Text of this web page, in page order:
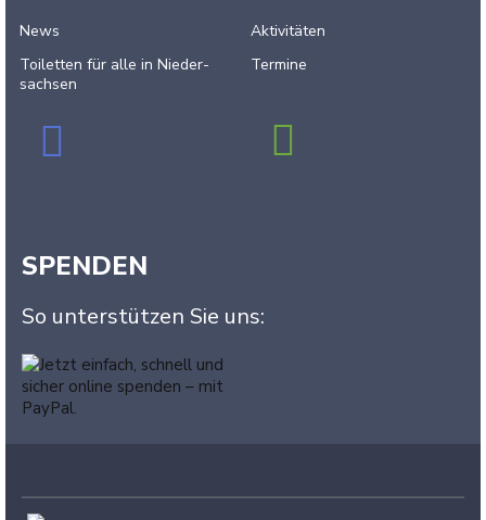
News
Toiletten für alle in Nieder­
sachsen
Aktivitäten
Termine
SPENDEN
So unterstützen Sie uns: